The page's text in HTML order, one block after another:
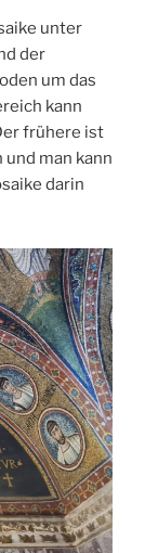
unter
der
um das
kann
frühere ist
man kann
darin